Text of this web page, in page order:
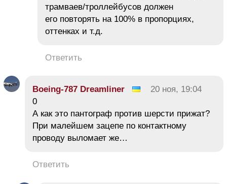
трамваев/троллейбусов должен
его повторять на 100% в пропорциях,
оттенках и т.д.
Ответить
Boeing-787 Dreamliner
20 ноя, 19:04
0
А как это пантограф против шерсти прижат?
При малейшем зацепе по контактному
проводу выломает же…
Ответить